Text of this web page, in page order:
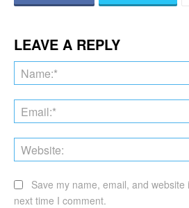
LEAVE A REPLY
Save my name, email, and
next time I comment.